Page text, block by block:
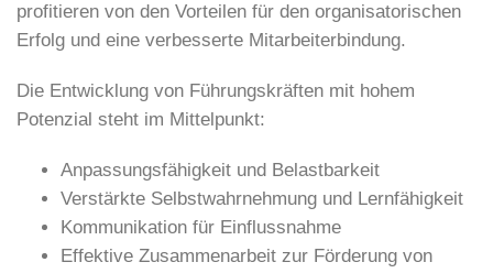
profitieren von den Vorteilen für den organisatorischen
Erfolg und eine verbesserte Mitarbeiterbindung.
Die Entwicklung von Führungskräften mit hohem
Potenzial steht im Mittelpunkt:
Anpassungsfähigkeit und Belastbarkeit
Verstärkte Selbstwahrnehmung und Lernfähigkeit
Kommunikation für Einflussnahme
Effektive Zusammenarbeit zur Förderung von